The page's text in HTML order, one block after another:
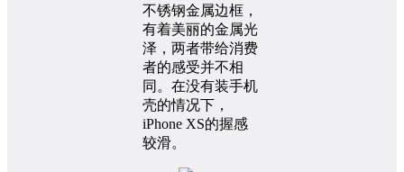
不锈钢金属边框，
有着美丽的金属光
泽，两者带给消费
者的感受并不相
同。在没有装手机
壳的情况下，
iPhone XS的握感
较滑。